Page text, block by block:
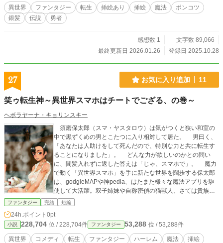
今！！爆誕していく！！ 二人がトンデモポンコツになった秘
密は… きっと誰も知り得ないだろう。
異世界 ファンタジー 転生 挿絵あり 挿絵 魔法
ポンコツ
銀髪
伝説 勇者
感想数 1
文字数 89,066
最終更新日 2026.01.26
登録日 2025.10.28
27 お気に入り追加 11
笑ゥ転生神～異世界スマホはチートでござる、の巻～
ヘボラヤーナ・キョリンスキー
須磨保太郎（スマ・ヤスタロウ）は気がつくと狭い和室の
中で黒ずくめの男とこたつに入り相対して居た。 男曰く、
「あなたは人助けをして死んだので、特別な力と共に転生す
ることになりました」。 どんな力が欲しいのかとの問い
に、間髪入れずに返した答えは「じゃ、スマホで」。 魔力
で動く「異世界スマホ」を手に新たな世界を闊歩する保太郎
は、godgleMAPや神pedia、はたまた様々な魔法アプリを駆
使して大活躍。双子姉妹や自称密偵の猫獣人、さては貴族令
嬢に戦乙女を巻き込んでの冒険行。 チート過ぎるアイテム
ないで下さいね……」
ファンタジー 完結 短編
24h.ポイント 0pt
小説 228,704 位 / 228,704件 ファンタジー 53,288 位 / 53,288件
異世界 コメディ 転生 ファンタジー ハーレム 魔法
挿絵